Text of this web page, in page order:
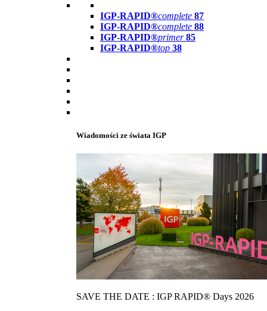
IGP-RAPID®complete 87
IGP-RAPID®complete 88
IGP-RAPID®primer 85
IGP-RAPID®top 38
Wiadomości ze świata IGP
SAVE THE DATE : IGP RAPID® Days 2026